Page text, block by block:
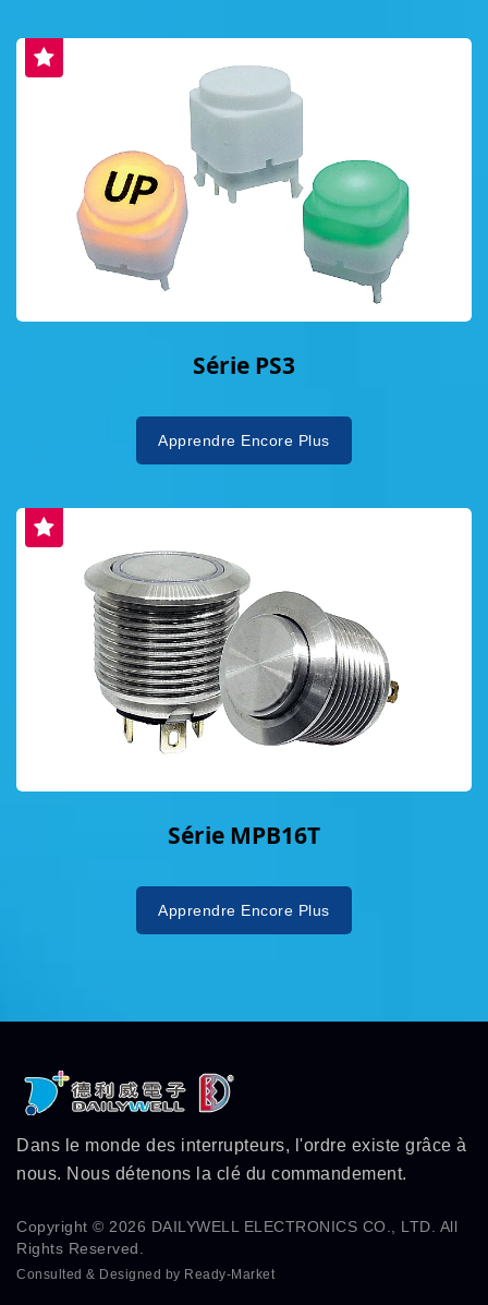
Série PS3
Apprendre Encore Plus
Série MPB16T
Apprendre Encore Plus
Dans le monde des interrupteurs, l'ordre existe grâce à
nous. Nous détenons la clé du commandement.
Copyright © 2026 DAILYWELL ELECTRONICS CO., LTD. All
Rights Reserved.
Consulted & Designed by Ready-Market